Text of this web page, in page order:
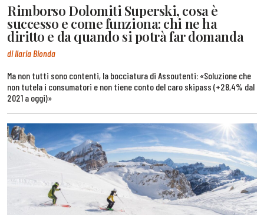
Rimborso Dolomiti Superski, cosa è
successo e come funziona: chi ne ha
diritto e da quando si potrà far domanda
di Ilaria Bionda
Ma non tutti sono contenti, la bocciatura di Assoutenti: «Soluzione che
non tutela i consumatori e non tiene conto del caro skipass (+28,4% dal
2021 a oggi)»